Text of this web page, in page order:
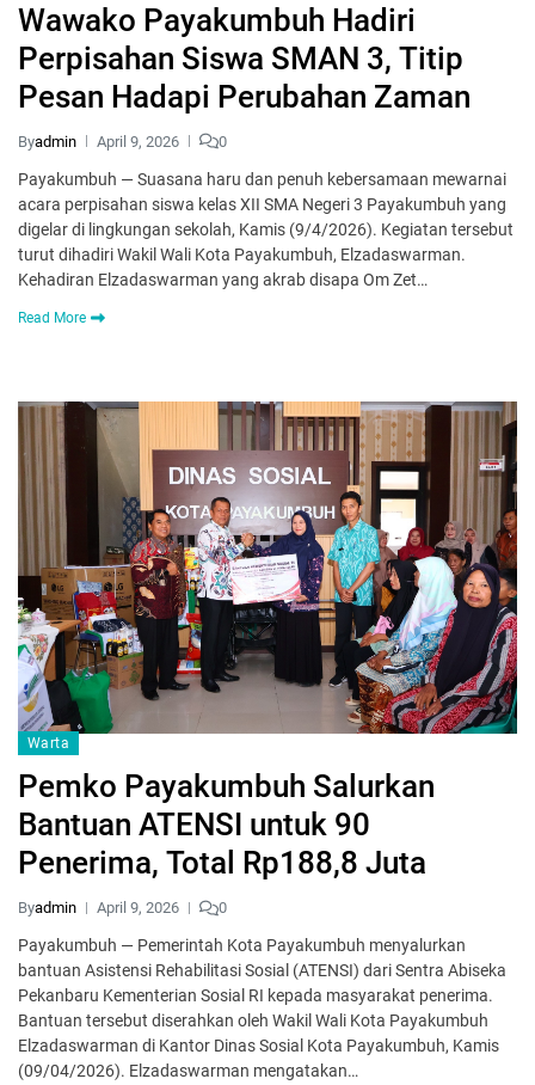
Wawako Payakumbuh Hadiri
Perpisahan Siswa SMAN 3, Titip
Pesan Hadapi Perubahan Zaman
Byadmin April 9, 2026 0
Payakumbuh — Suasana haru dan penuh kebersamaan mewarnai
acara perpisahan siswa kelas XII SMA Negeri 3 Payakumbuh yang
digelar di lingkungan sekolah, Kamis (9/4/2026). Kegiatan tersebut
turut dihadiri Wakil Wali Kota Payakumbuh, Elzadaswarman.
Kehadiran Elzadaswarman yang akrab disapa Om Zet…
Read More
Warta
Pemko Payakumbuh Salurkan
Bantuan ATENSI untuk 90
Penerima, Total Rp188,8 Juta
Byadmin April 9, 2026 0
Payakumbuh — Pemerintah Kota Payakumbuh menyalurkan
bantuan Asistensi Rehabilitasi Sosial (ATENSI) dari Sentra Abiseka
Pekanbaru Kementerian Sosial RI kepada masyarakat penerima.
Bantuan tersebut diserahkan oleh Wakil Wali Kota Payakumbuh
Elzadaswarman di Kantor Dinas Sosial Kota Payakumbuh, Kamis
(09/04/2026). Elzadaswarman mengatakan…